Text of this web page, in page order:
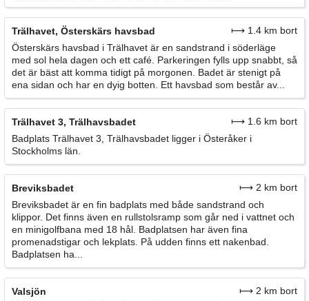
Trälhavet, Österskärs havsbad
⟼ 1.4 km bort
Österskärs havsbad i Trälhavet är en sandstrand i söderläge
med sol hela dagen och ett café. Parkeringen fylls upp snabbt, så
det är bäst att komma tidigt på morgonen. Badet är stenigt på
ena sidan och har en dyig botten. Ett havsbad som består av...
Trälhavet 3, Trälhavsbadet
⟼ 1.6 km bort
Badplats Trälhavet 3, Trälhavsbadet ligger i Österåker i
Stockholms län.
Breviksbadet
⟼ 2 km bort
Breviksbadet är en fin badplats med både sandstrand och
klippor. Det finns även en rullstolsramp som går ned i vattnet och
en minigolfbana med 18 hål. Badplatsen har även fina
promenadstigar och lekplats. På udden finns ett nakenbad.
Badplatsen ha...
Valsjön
⟼ 2 km bort